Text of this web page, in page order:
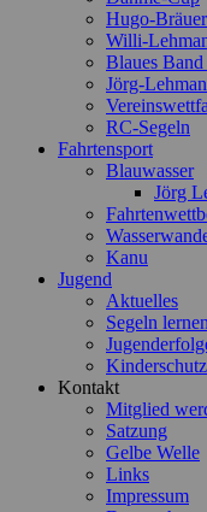
Hugo-
Willi-
Blaues
Jörg-
RC-Segeln
Fahrtensport
Blauwasser
Jörg
Kanu
Jugend
Aktuelles
Segeln lernen
Kinderschutz
Kontakt
Mitglied
Satzung
Gelbe Welle
Links
Impressum